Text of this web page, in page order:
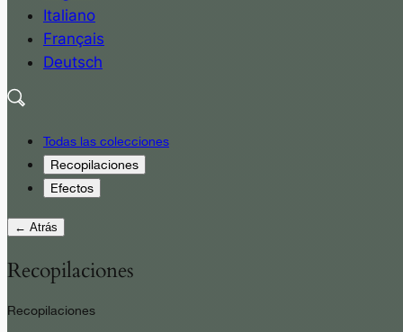
Italiano
Français
Deutsch
Todas las colecciones
Recopilaciones
Efectos
← Atrás
Recopilaciones
Recopilaciones